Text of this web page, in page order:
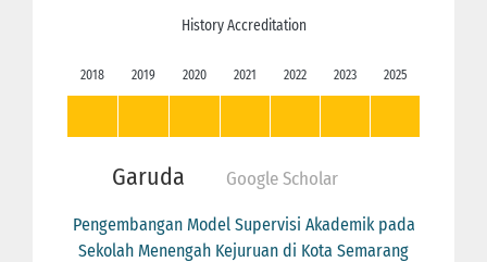
History Accreditation
2018 2019 2020 2021 2022 2023 2025
Garuda Google Scholar
Pengembangan Model Supervisi Akademik pada
Sekolah Menengah Kejuruan di Kota Semarang